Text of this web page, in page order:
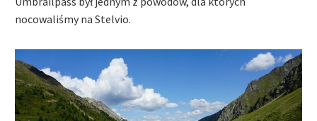
nocowaliśmy na Stelvio.